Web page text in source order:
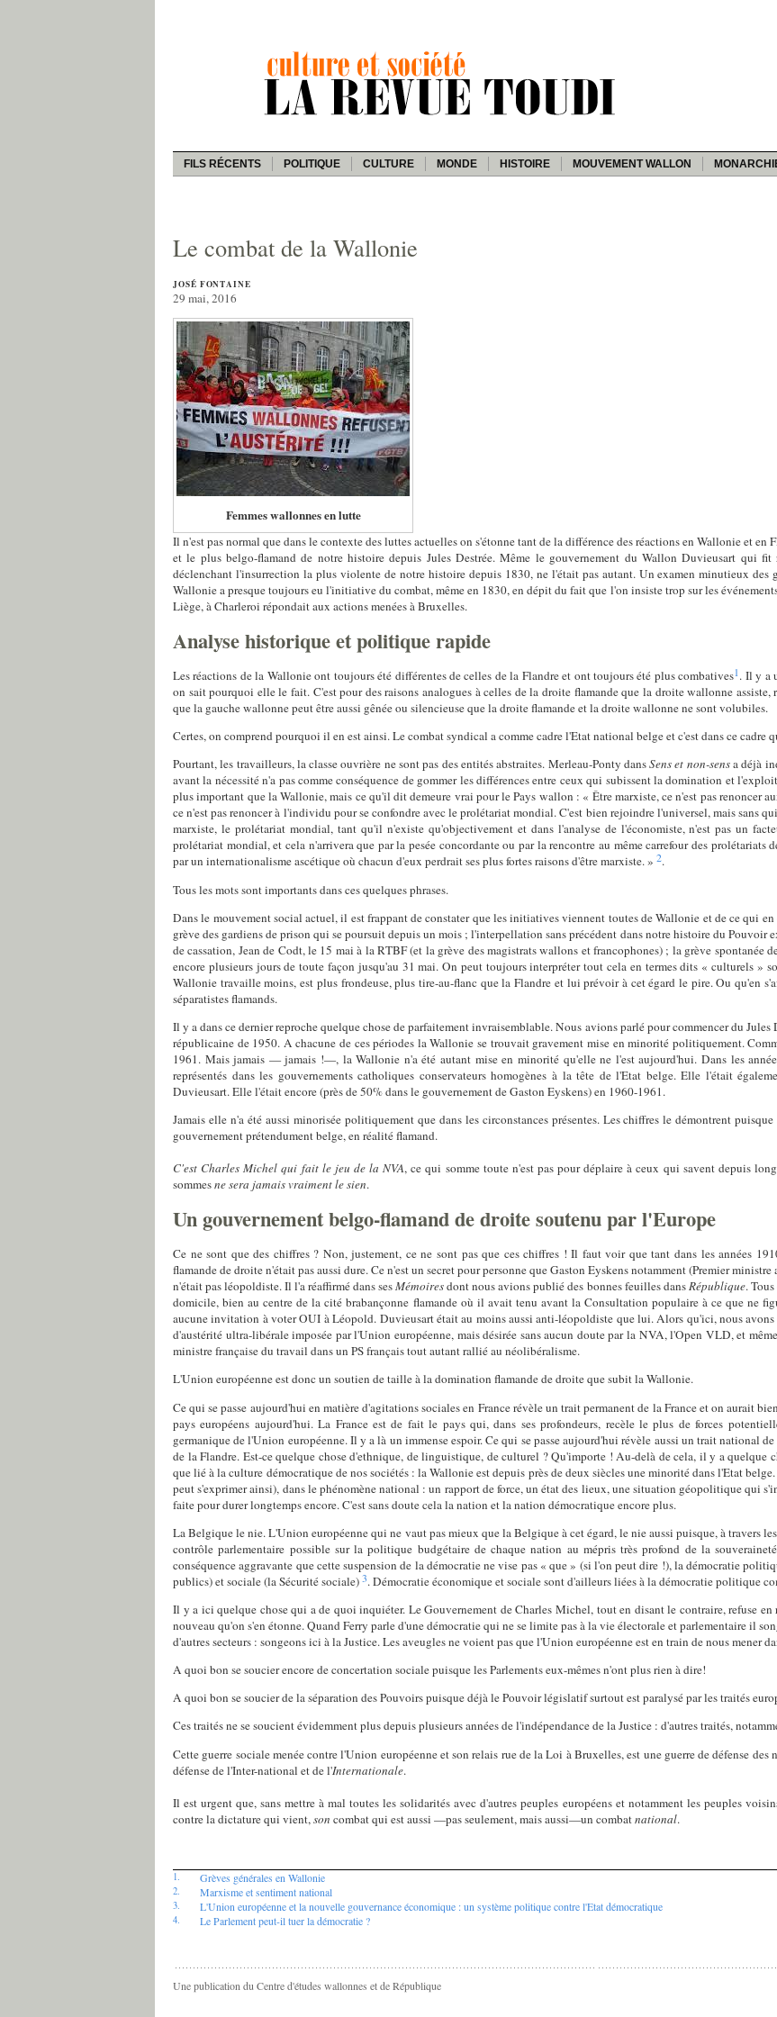
FILS RÉCENTS POLITIQUE CULTURE MONDE HISTOIRE MOUVEMENT WALLON
Le combat de la Wallonie
JOSÉ FONTAINE
29 mai, 2016
Femmes wallonnes en lutte
Il n'est pas normal que dans le contexte des luttes actuelles on s'étonne tant de la différence des réactions en Wallonie et
et le plus belgo-flamand de notre histoire depuis Jules Destrée. Même le gouvernement du Wallon Duvieusart
déclenchant l'insurrection la plus violente de notre histoire depuis 1830, ne l'était pas autant. Un examen minutieux des
Wallonie a presque toujours eu l'initiative du combat, même en 1830, en dépit du fait que l'on insiste trop sur les
Liège, à Charleroi répondait aux actions menées à Bruxelles.
Analyse historique et politique rapide
Les réactions de la Wallonie ont toujours été différentes de celles de la Flandre et ont toujours été plus combatives1. Il y a
on sait pourquoi elle le fait. C'est pour des raisons analogues à celles de la droite flamande que la droite wallonne
que la gauche wallonne peut être aussi gênée ou silencieuse que la droite flamande et la droite wallonne ne sont volubiles.
Certes, on comprend pourquoi il en est ainsi. Le combat syndical a comme cadre l'Etat national belge et c'est dans ce
Pourtant, les travailleurs, la classe ouvrière ne sont pas des entités abstraites. Merleau-Ponty dansSens et non-sensa déjà
avant la nécessité n'a pas comme conséquence de gommer les différences entre ceux qui subissent la domination et
plus important que la Wallonie, mais ce qu'il dit demeure vrai pour le Pays wallon : « Être marxiste, ce n'est pas renoncer
ce n'est pas renoncer à l'individu pour se confondre avec le prolétariat mondial. C'est bien rejoindre l'universel, mais sans
marxiste, le prolétariat mondial, tant qu'il n'existe qu'objectivement et dans l'analyse de l'économiste, n'est pas un
prolétariat mondial, et cela n'arrivera que par la pesée concordante ou par la rencontre au même carrefour des
par un internationalisme ascétique où chacun d'eux perdrait ses plus fortes raisons d'être marxiste. » 2.
Tous les mots sont importants dans ces quelques phrases.
Dans le mouvement social actuel, il est frappant de constater que les initiatives viennent toutes de Wallonie et de ce qui
grève des gardiens de prison qui se poursuit depuis un mois ; l'interpellation sans précédent dans notre histoire du
de cassation, Jean de Codt, le 15 mai à la RTBF (et la grève des magistrats wallons et francophones) ; la grève spontanée
encore plusieurs jours de toute façon jusqu'au 31 mai. On peut toujours interpréter tout cela en termes dits « culturels »
Wallonie travaille moins, est plus frondeuse, plus tire-au-flanc que la Flandre et lui prévoir à cet égard le pire. Ou qu'en
séparatistes flamands.
Il y a dans ce dernier reproche quelque chose de parfaitement invraisemblable. Nous avions parlé pour commencer du
républicaine de 1950. A chacune de ces périodes la Wallonie se trouvait gravement mise en minorité politiquement.
1961. Mais jamais — jamais !—, la Wallonie n'a été autant mise en minorité qu'elle ne l'est aujourd'hui. Dans les
représentés dans les gouvernements catholiques conservateurs homogènes à la tête de l'Etat belge. Elle l'était
Duvieusart. Elle l'était encore (près de 50% dans le gouvernement de Gaston Eyskens) en 1960-1961.
Jamais elle n'a été aussi minorisée politiquement que dans les circonstances présentes. Les chiffres le démontrent
gouvernement prétendument belge, en réalité flamand.
C'est Charles Michel qui fait le jeu de la NVA, ce qui somme toute n'est pas pour déplaire à ceux qui savent depuis
sommesne sera jamais vraiment le sien.
Un gouvernement belgo-flamand de droite soutenu par l'Europe
Ce ne sont que des chiffres ? Non, justement, ce ne sont pas que ces chiffres ! Il faut voir que tant dans les années
flamande de droite n'était pas aussi dure. Ce n'est un secret pour personne que Gaston Eyskens notamment (Premier
n'était pas léopoldiste. Il l'a réaffirmé dans sesMémoiresdont nous avions publié des bonnes feuilles dansRépublique.
domicile, bien au centre de la cité brabançonne flamande où il avait tenu avant la Consultation populaire à ce que ne
aucune invitation à voter OUI à Léopold. Duvieusart était au moins aussi anti-léopoldiste que lui. Alors qu'ici, nous
d'austérité ultra-libérale imposée par l'Union européenne, mais désirée sans aucun doute par la NVA, l'Open VLD, et
ministre française du travail dans un PS français tout autant rallié au néolibéralisme.
L'Union européenne est donc un soutien de taille à la domination flamande de droite que subit la Wallonie.
Ce qui se passe aujourd'hui en matière d'agitations sociales en France révèle un trait permanent de la France et on aurait
pays européens aujourd'hui. La France est de fait le pays qui, dans ses profondeurs, recèle le plus de forces
germanique de l'Union européenne. Il y a là un immense espoir. Ce qui se passe aujourd'hui révèle aussi un trait national
de la Flandre. Est-ce quelque chose d'ethnique, de linguistique, de culturel ? Qu'importe ! Au-delà de cela, il y a quelque
que lié à la culture démocratique de nos sociétés : la Wallonie est depuis près de deux siècles une minorité dans l'Etat
peut s'exprimer ainsi), dans le phénomène national : un rapport de force, un état des lieux, une situation géopolitique qui
faite pour durer longtemps encore. C'est sans doute cela la nation et la nation démocratique encore plus.
La Belgique le nie. L'Union européenne qui ne vaut pas mieux que la Belgique à cet égard, le nie aussi puisque, à travers
contrôle parlementaire possible sur la politique budgétaire de chaque nation au mépris très profond de la
conséquence aggravante que cette suspension de la démocratie ne vise pas « que » (si l'on peut dire !), la démocratie
publics) et sociale (la Sécurité sociale)3. Démocratie économique et sociale sont d'ailleurs liées à la démocratie politique
Il y a ici quelque chose qui a de quoi inquiéter. Le Gouvernement de Charles Michel, tout en disant le contraire, refuse
nouveau qu'on s'en étonne. Quand Ferry parle d'une démocratie qui ne se limite pas à la vie électorale et parlementaire il
d'autres secteurs : songeons ici à la Justice. Les aveugles ne voient pas que l'Union européenne est en train de nous mener
A quoi bon se soucier encore de concertation sociale puisque les Parlements eux-mêmes n'ont plus rien à dire!
A quoi bon se soucier de la séparation des Pouvoirs puisque déjà le Pouvoir législatif surtout est paralysé par les traités
Ces traités ne se soucient évidemment plus depuis plusieurs années de l'indépendance de la Justice : d'autres traités,
Cette guerre sociale menée contre l'Union européenne et son relais rue de la Loi à Bruxelles, est une guerre de défense
défense de l'Inter-national et de l'Internationale.
Il est urgent que, sans mettre à mal toutes les solidarités avec d'autres peuples européens et notamment les peuples
contre la dictature qui vient,son combat qui est aussi —pas seulement, mais aussi—un combatnational.
1. Grèves générales en Wallonie
2. Marxisme et sentiment national
3. L'Union européenne et la nouvelle gouvernance économique : un système politique contre l'Etat démocratique
4. Le Parlement peut-il tuer la démocratie ?
Une publication du Centre d'études wallonnes et de République